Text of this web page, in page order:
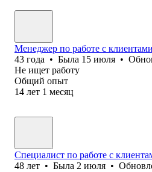
Менеджер по работе с клиентами
43 года • Была 15 июля •
Не ищет работу
Общий опыт
14 лет 1 месяц
Специалист по работе с
48 лет • Была 2 июля •